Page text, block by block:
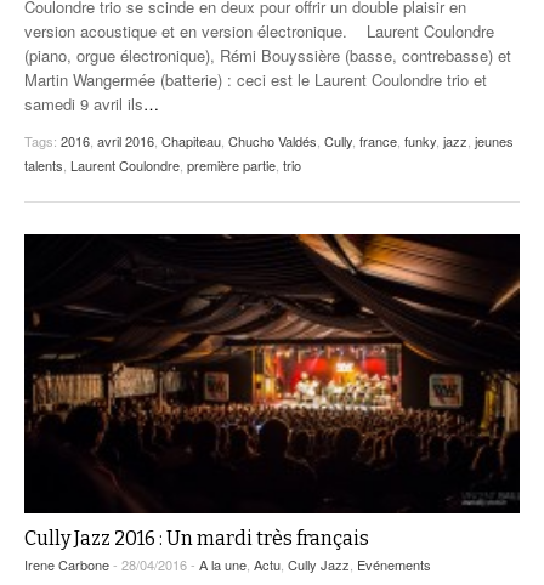
Coulondre trio se scinde en deux pour offrir un double plaisir en
version acoustique et en version électronique. Laurent Coulondre
(piano, orgue électronique), Rémi Bouyssière (basse, contrebasse) et
Martin Wangermée (batterie) : ceci est le Laurent Coulondre trio et
samedi 9 avril ils…
Tags: 2016 avril 2016 Chapiteau Chucho Valdés Cully france funky jazz jeunes
talents Laurent Coulondre première partie trio
Cully Jazz 2016 : Un mardi très français
Irene Carbone- 28/04/2016 - A la une, Actu, Cully Jazz, Evénements